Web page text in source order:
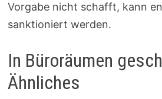
Vorgabe nicht schafft, kann
sanktioniert werden.
In Büroräumen
Ähnliches